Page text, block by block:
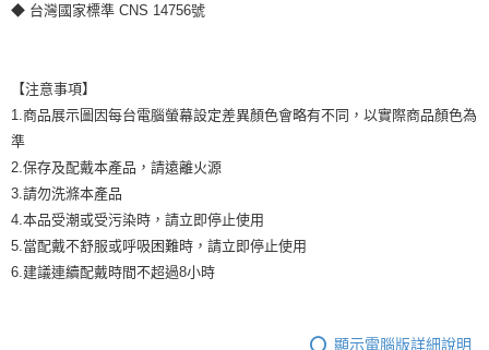
◆ 台灣國家標準 CNS 14756號
【注意事項】
1.商品展示圖因每台電腦螢幕設定差異顏色會略有不同，以實際商品顏色為
準
2.保存及配戴本產品，請遠離火源
3.請勿洗滌本產品
4.本品受潮或受污染時，請立即停止使用
5.當配戴不舒服或呼吸困難時，請立即停止使用
6.建議連續配戴時間不超過8小時
顯示電腦版詳細說明